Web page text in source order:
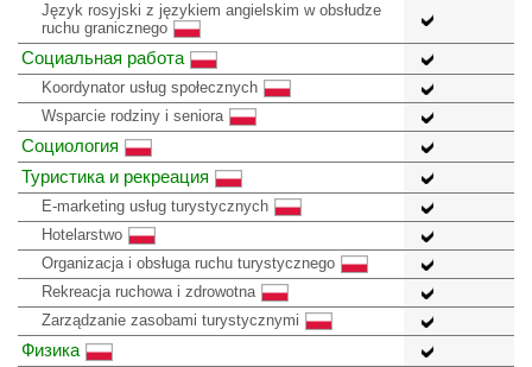
Język rosyjski z językiem angielskim w obsłudze
ruchu granicznego
Социальная работа
Koordynator usług społecznych
Wsparcie rodziny i seniora
Социология
Туристика и рекреация
E-marketing usług turystycznych
Hotelarstwo
Organizacja i obsługa ruchu turystycznego
Rekreacja ruchowa i zdrowotna
Zarządzanie zasobami turystycznymi
Физика